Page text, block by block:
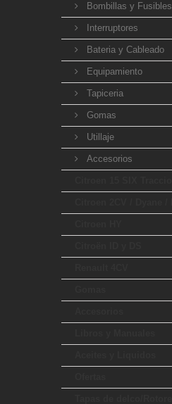
Bombillas y Fusibles
Interruptores
Bateria y Cableado
Equipamiento
Tapiceria
Gomas
Utillaje
Accesorios